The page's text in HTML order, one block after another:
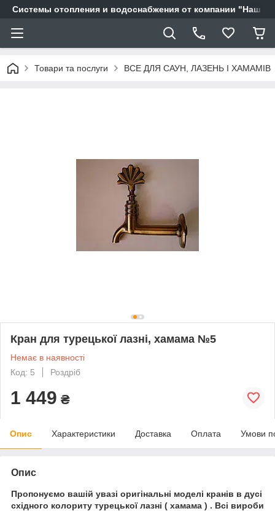
Системы отопления и водоснабжения от компании "Наш
Товари та послуги ВСЕ ДЛЯ САУН, ЛАЗЕНЬ І ХАМАМІВ
Кран для турецької лазні, хамама №5
Немає в наявності
Код: 5
Роздріб
1 449 ₴
Опис Характеристики Доставка Оплата Умови
Опис
Пропонуємо вашій увазі оригінальні моделі кранів в дусі
східного колориту турецької лазні ( хамама ) . Всі вироби